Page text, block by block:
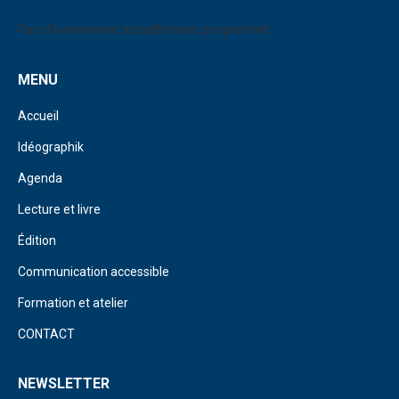
Pas d'événement actuellement programmé.
MENU
Accueil
Idéographik
Agenda
Lecture et livre
Édition
Communication accessible
Formation et atelier
CONTACT
NEWSLETTER